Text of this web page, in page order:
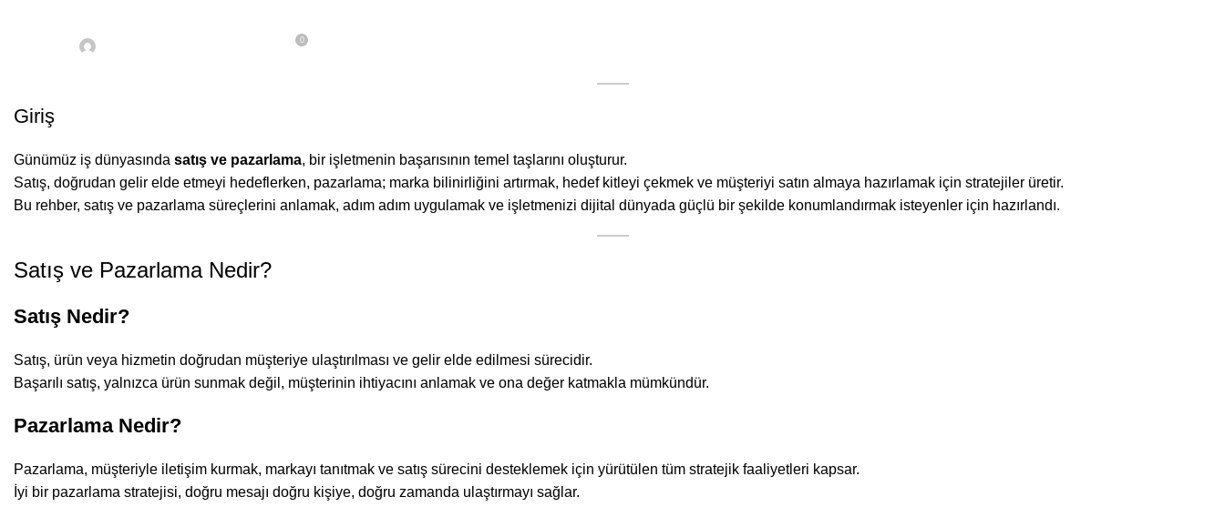
0
Giriş
Günümüz iş dünyasında satış ve pazarlama, bir işletmenin başarısının temel taşlarını oluşturur.
Satış, doğrudan gelir elde etmeyi hedeflerken, pazarlama; marka bilinirliğini artırmak, hedef kitleyi çekmek ve müşteriyi satın almaya hazırlamak için stratejiler üretir.
Bu rehber, satış ve pazarlama süreçlerini anlamak, adım adım uygulamak ve işletmenizi dijital dünyada güçlü bir şekilde konumlandırmak isteyenler için hazırlandı.
Satış ve Pazarlama Nedir?
Satış Nedir?
Satış, ürün veya hizmetin doğrudan müşteriye ulaştırılması ve gelir elde edilmesi sürecidir.
Başarılı satış, yalnızca ürün sunmak değil, müşterinin ihtiyacını anlamak ve ona değer katmakla mümkündür.
Pazarlama Nedir?
Pazarlama, müşteriyle iletişim kurmak, markayı tanıtmak ve satış sürecini desteklemek için yürütülen tüm stratejik faaliyetleri kapsar.
İyi bir pazarlama stratejisi, doğru mesajı doğru kişiye, doğru zamanda ulaştırmayı sağlar.